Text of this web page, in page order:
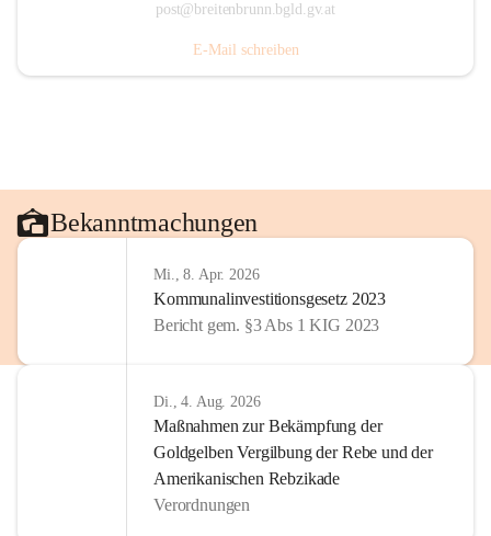
post@breitenbrunn.bgld.gv.at
E-Mail schreiben
Bekanntmachungen
Mi., 8. Apr. 2026
Kommunalinvestitionsgesetz 2023
Bericht gem. §3 Abs 1 KIG 2023
Di., 4. Aug. 2026
Maßnahmen zur Bekämpfung der
Goldgelben Vergilbung der Rebe und der
Amerikanischen Rebzikade
Verordnungen